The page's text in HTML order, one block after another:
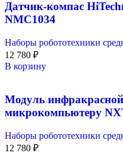
Датчик-компас
NMC1034
Наборы робототехники
12 780 ₽
В корзину
Модуль
микрокомпьютеру
Наборы робототехники
12 780 ₽